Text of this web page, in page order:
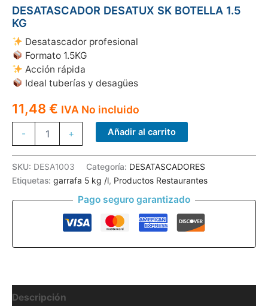
DESATASCADOR DESATUX SK BOTELLA 1.5
KG
Desatascador profesional
Formato 1.5KG
Acción rápida
Ideal tuberías y desagües
11,48 € IVA No incluido
-
DESATUX
BOTELLA
1.5
KG
cantidad
+ Añadir al carrito
SKU: DESA1003 Categoría: DESATASCADORES
Etiquetas: garrafa 5 kg /l, Productos Restaurantes
Pago seguro garantizado
Descripción